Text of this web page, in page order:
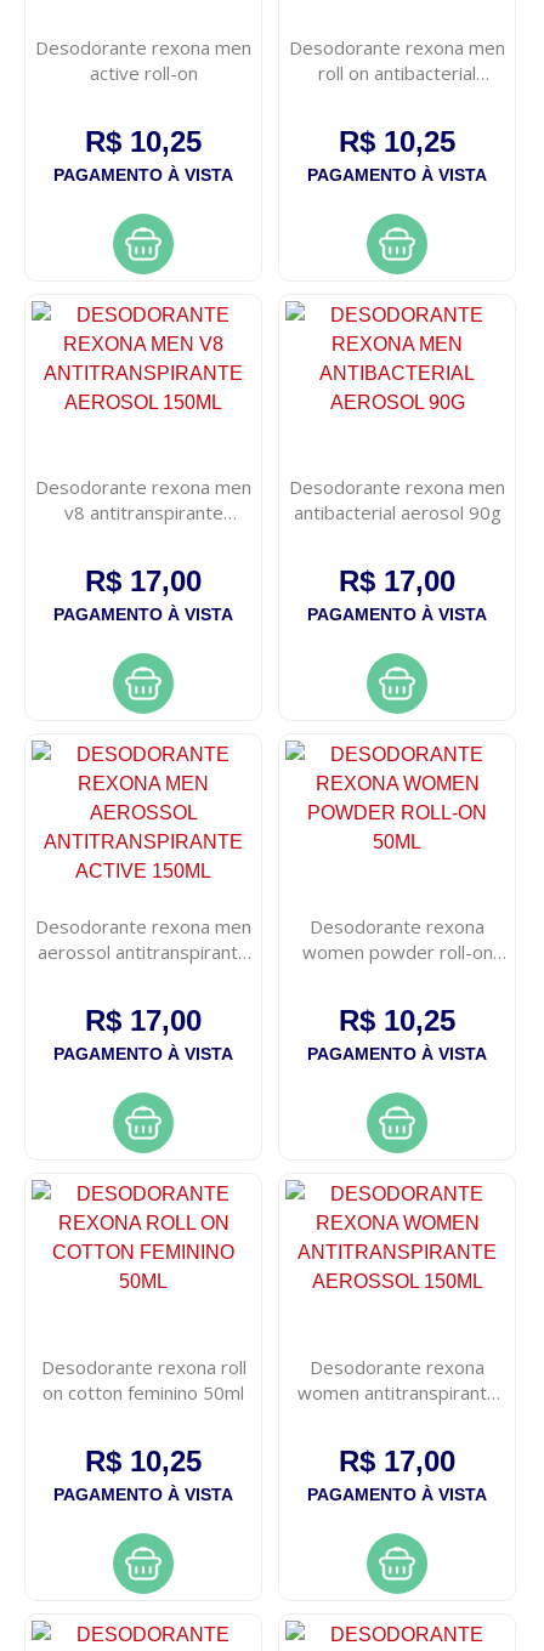
Desodorante rexona men
active roll-on
R$ 10,25
PAGAMENTO À VISTA
Desodorante rexona men
roll on antibacterial
R$ 10,25
PAGAMENTO À VISTA
Desodorante rexona men
v8 antitranspirante
R$ 17,00
PAGAMENTO À VISTA
Desodorante rexona men
antibacterial aerosol 90g
R$ 17,00
PAGAMENTO À VISTA
Desodorante rexona men
aerossol antitranspirante
R$ 17,00
PAGAMENTO À VISTA
Desodorante rexona
women powder roll-on
R$ 10,25
PAGAMENTO À VISTA
Desodorante rexona roll
on cotton feminino 50ml
R$ 10,25
PAGAMENTO À VISTA
Desodorante rexona
women antitranspirante
R$ 17,00
PAGAMENTO À VISTA